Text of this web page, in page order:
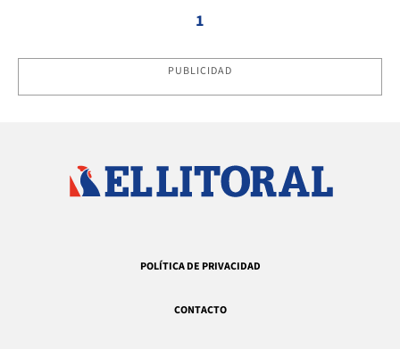
1
PUBLICIDAD
POLÍTICA DE PRIVACIDAD
CONTACTO